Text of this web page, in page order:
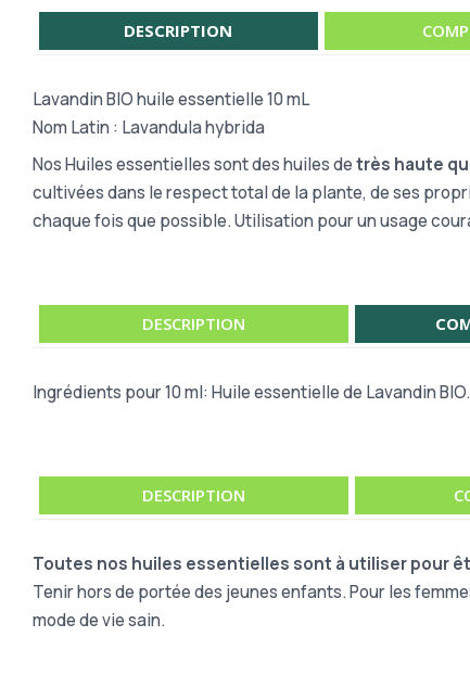
DESCRIPTION
Lavandin BIO huile essentielle 10 mL
Nom Latin : Lavandula hybrida
Nos Huiles essentielles sont des huiles detrès haute
cultivées dans le respect total de la plante, de ses
chaque fois que possible. Utilisation pour un usage
DESCRIPTION
Ingrédients pour 10 ml: Huile essentielle de Lavandin BIO.
DESCRIPTION
Toutes nos huiles essentielles sont à utiliser pour
Tenir hors de portée des jeunes enfants. Pour les
mode de vie sain.